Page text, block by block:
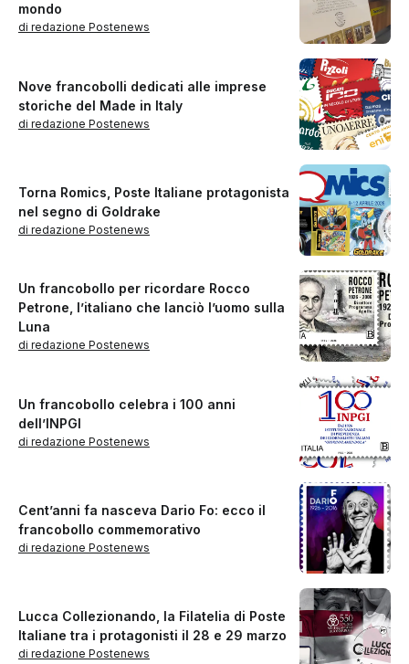
mondo
di redazione Postenews
Nove francobolli dedicati alle imprese
storiche del Made in Italy
di redazione Postenews
Torna Romics, Poste Italiane protagonista
nel segno di Goldrake
di redazione Postenews
Un francobollo per ricordare Rocco
Petrone, l’italiano che lanciò l’uomo sulla
Luna
di redazione Postenews
Un francobollo celebra i 100 anni
dell’INPGI
di redazione Postenews
Cent’anni fa nasceva Dario Fo: ecco il
francobollo commemorativo
di redazione Postenews
Lucca Collezionando, la Filatelia di Poste
Italiane tra i protagonisti il 28 e 29 marzo
di redazione Postenews